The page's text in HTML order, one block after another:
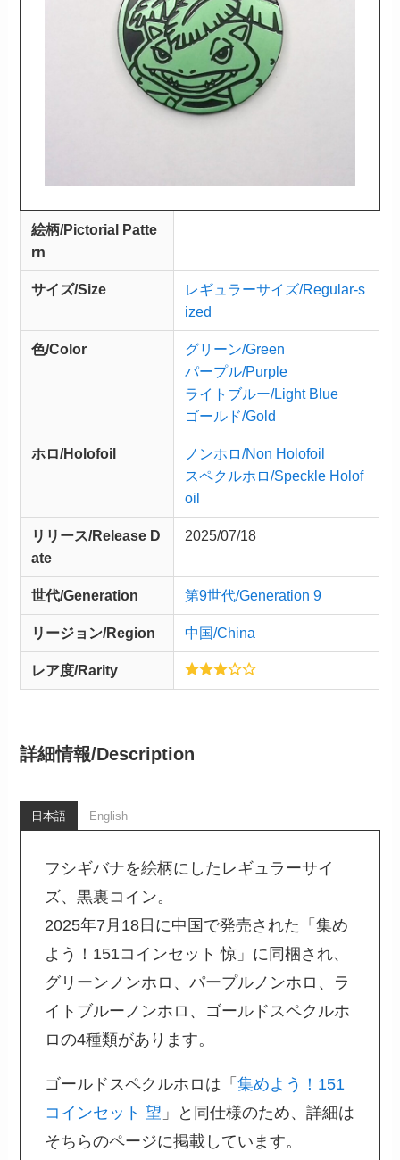
絵柄/Pictorial Patte
rn
サイズ/Size
レギュラーサイズ/Regular-s
ized
色/Color
グリーン/Green
パープル/Purple
ライトブルー/Light Blue
ゴールド/Gold
ホロ/Holofoil
ノンホロ/Non Holofoil
スペクルホロ/Speckle Holof
oil
リリース/Release D
ate
2025/07/18
世代/Generation 第9世代/Generation 9
リージョン/Region 中国/China
レア度/Rarity
詳細情報/Description
日本語 English
フシギバナを絵柄にしたレギュラーサイ
ズ、黒裏コイン。
2025年7月18日に中国で発売された「集め
よう！151コインセット 惊」に同梱され、
グリーンノンホロ、パープルノンホロ、ラ
イトブルーノンホロ、ゴールドスペクルホ
ロの4種類があります。
ゴールドスペクルホロは「集めよう！151
コインセット 望 」と同仕様のため、詳細は
そちらのページに掲載しています。